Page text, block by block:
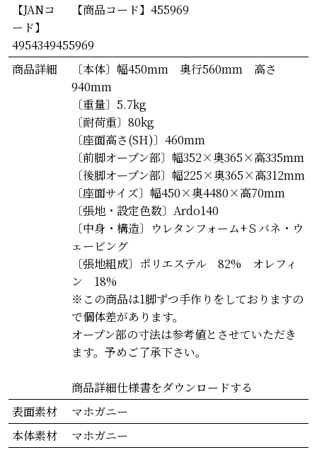
【JANコ
ード】
4954349455969
【商品コード】455969
商品詳細
〔本体〕幅450mm 奥行560mm 高さ
940mm
〔重量〕5.7kg
〔耐荷重〕80kg
〔座面高さ(SH)〕460mm
〔前脚オープン部〕幅352×奥365×高335mm
〔後脚オープン部〕幅225×奥365×高312mm
〔座面サイズ〕幅450×奥4480×高70mm
〔張地・設定色数〕Ardo140
〔中身・構造〕ウレタンフォーム+Ｓバネ・ウ
ェービング
〔張地組成〕ポリエステル 82% オレフィ
ン 18%
※この商品は1脚ずつ手作りをしておりますの
で個体差があります。
オープン部の寸法は参考値とさせていただき
ます。予めご了承下さい。
商品詳細仕様書をダウンロードする
表面素材
マホガニー
本体素材
マホガニー